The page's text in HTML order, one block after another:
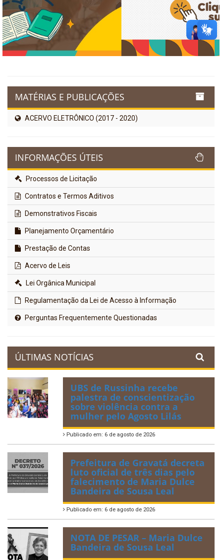
MATÉRIAS E PUBLICAÇÕES
ACERVO ELETRÔNICO (2017 - 2020)
INFORMAÇÕES ÚTEIS
Processos de Licitação
Contratos e Termos Aditivos
Demonstrativos Fiscais
Planejamento Orçamentário
Prestação de Contas
Acervo de Leis
Lei Orgânica Municipal
Regulamentação da Lei de Acesso à Informação
Perguntas Frequentemente Questionadas
ÚLTIMAS NOTÍCIAS
UBS de Russinha recebe
palestra de conscientização
sobre violência contra a
mulher pelo Agosto Lilás
Publicado em: 6 de agosto de 2026
Prefeitura de Gravatá decreta
luto oficial de três dias pelo
falecimento de Maria Dulce
Bandeira de Sousa Leal
Publicado em: 6 de agosto de 2026
NOTA DE PESAR – Maria Dulce
Bandeira de Sousa Leal